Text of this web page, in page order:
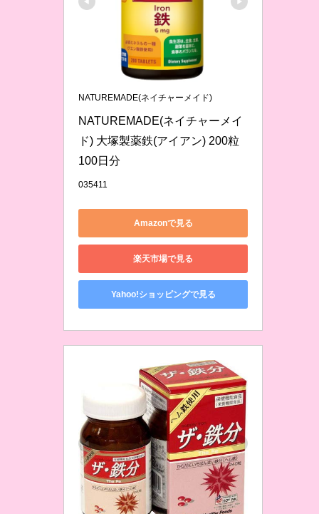
NATUREMADE(ネイチャーメイド)
NATUREMADE(ネイチャーメイ
ド) 大塚製薬鉄(アイアン) 200粒
100日分
035411
Amazonで見る
楽天市場で見る
Yahoo!ショッピングで見る